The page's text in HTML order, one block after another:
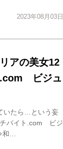
2023年08月03日
アの美女12
.com ビジュ
いたら…という妄
チバイト.com ビジ
和…